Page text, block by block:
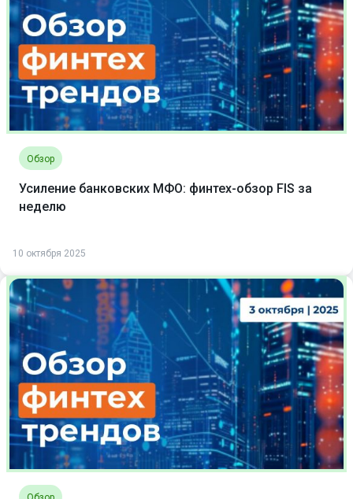
Обзор
Усиление банковских МФО: финтех-обзор FIS за
неделю
10 октября 2025